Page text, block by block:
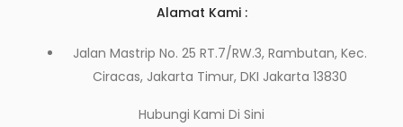
Alamat Kami :
Jalan Mastrip No. 25 RT.7/RW.3, Rambutan, Kec.
Ciracas, Jakarta Timur, DKI Jakarta 13830
Hubungi Kami Di Sini